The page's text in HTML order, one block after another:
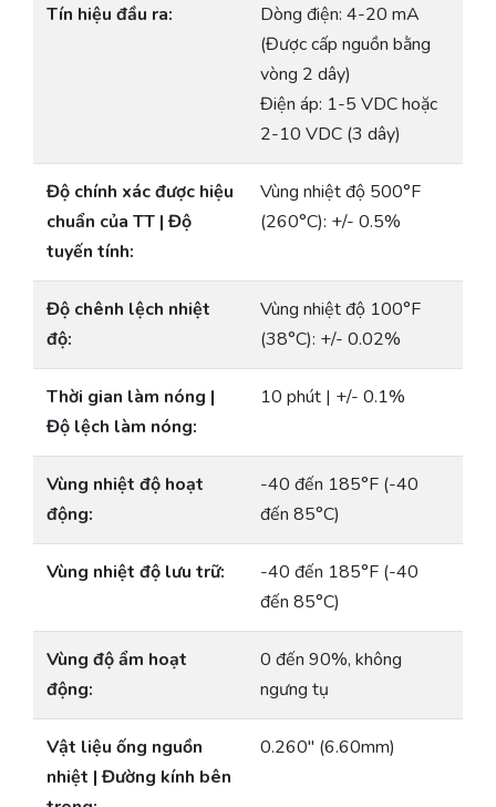
Tín hiệu đầu ra:
Dòng điện: 4-20 mA
(Được cấp nguồn bằng
vòng 2 dây)
Điện áp: 1-5 VDC hoặc
2-10 VDC (3 dây)
Độ chính xác được hiệu
chuẩn của TT | Độ
tuyến tính:
Vùng nhiệt độ 500°F
(260°C): +/- 0.5%
Độ chênh lệch nhiệt
độ:
Vùng nhiệt độ 100°F
(38°C): +/- 0.02%
Thời gian làm nóng |
Độ lệch làm nóng:
10 phút | +/- 0.1%
Vùng nhiệt độ hoạt
động:
-40 đến 185°F (-40
đến 85°C)
Vùng nhiệt độ lưu trữ:
-40 đến 185°F (-40
đến 85°C)
Vùng độ ẩm hoạt
động:
0 đến 90%, không
ngưng tụ
Vật liệu ống nguồn
nhiệt | Đường kính bên
0.260″ (6.60mm)